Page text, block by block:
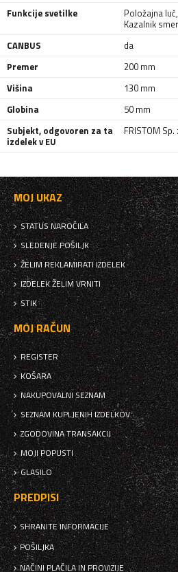
Funkcije svetilke
Položajna luč,
Kazalnik
CANBUS
da
Premer
200 mm
Višina
130 mm
Globina
50 mm
Subjekt, odgovoren za ta
izdelek v EU
FRISTOM
MOJ UKAZ
STATUS NAROČILA
SLEDENJE POŠILJK
ŽELIM REKLAMIRATI IZDELEK
IZDELEK ŽELIM VRNITI
STIK
MOJ RAČUN
REGISTER
KOŠARA
NAKUPOVALNI SEZNAM
SEZNAM KUPLJENIH IZDELKOV
ZGODOVINA TRANSAKCIJ
MOJI POPUSTI
GLASILO
PREDPISI
SHRANITE INFORMACIJE
POŠILJKA
NAČINI PLAČILA IN PROVIZIJE